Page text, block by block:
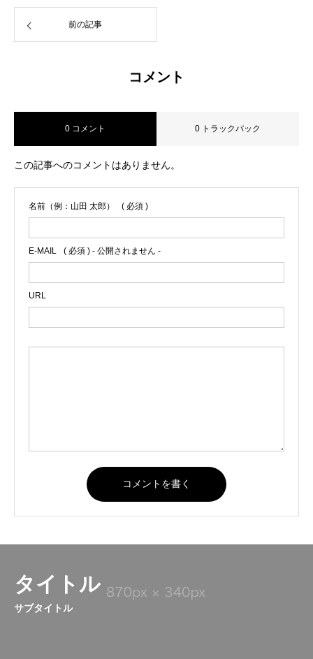
前の記事
コメント
0 コメント 0 トラックバック
この記事へのコメントはありません。
名前（例：山田 太郎） ( 必須 )
E-MAIL ( 必須 ) - 公開されません -
URL
タイトル
サブタイトル